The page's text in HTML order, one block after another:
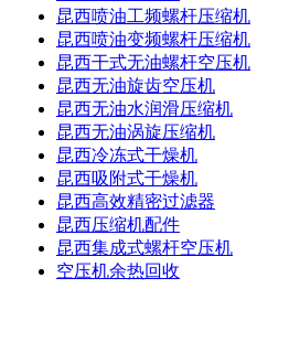
昆西喷油工频螺杆压缩机
昆西喷油变频螺杆压缩机
昆西干式无油螺杆空压机
昆西无油旋齿空压机
昆西无油水润滑压缩机
昆西无油涡旋压缩机
昆西冷冻式干燥机
昆西吸附式干燥机
昆西高效精密过滤器
昆西压缩机配件
昆西集成式螺杆空压机
空压机余热回收